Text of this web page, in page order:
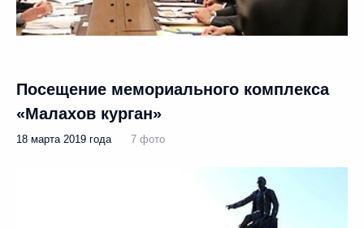
Посещение мемориального комплекса
«Малахов курган»
18 марта 2019 года 7 фото